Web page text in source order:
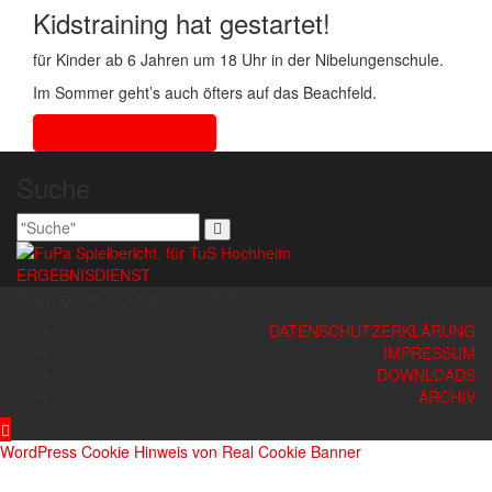
Kidstraining hat gestartet!
für Kinder ab 6 Jahren um 18 Uhr in der Nibelungenschule.
Im Sommer geht’s auch öfters auf das Beachfeld.
ERGEBNISDIENST
DATENSCHUTZERKLÄRUNG
IMPRESSUM
DOWNLOADS
ARCHIV
WordPress Cookie Hinweis von Real Cookie Banner